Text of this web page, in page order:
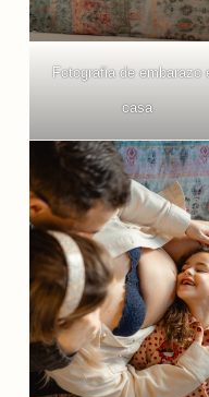
Fotografia de embarazo
casa